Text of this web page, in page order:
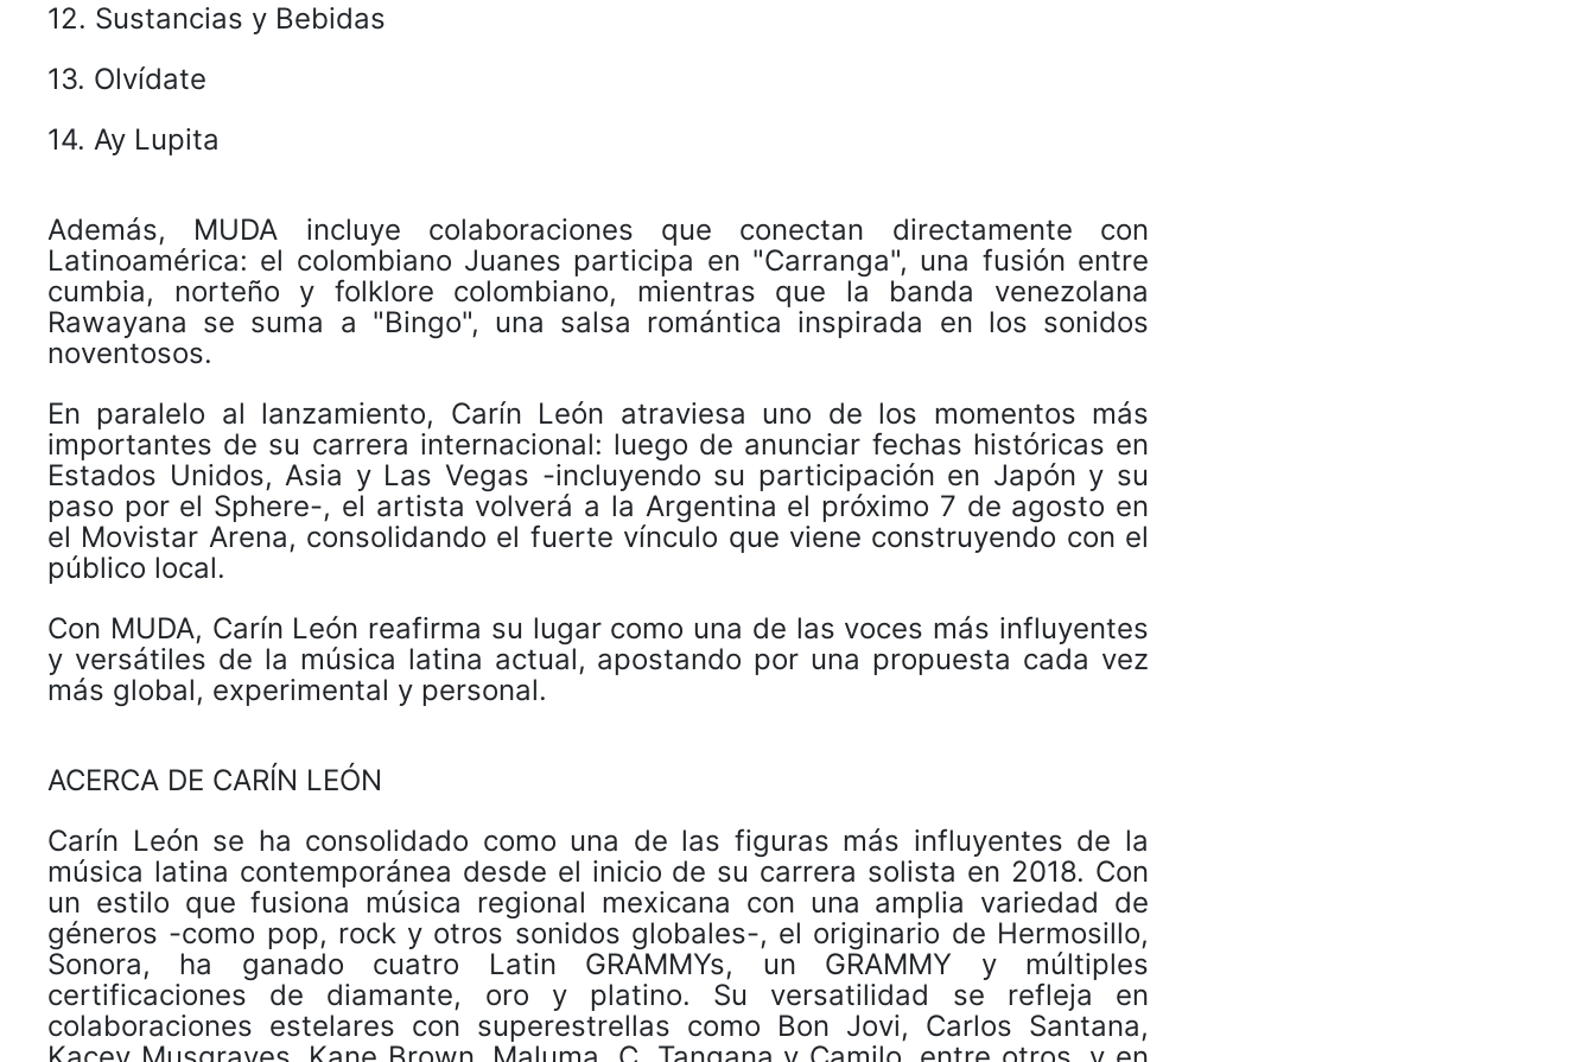
12. Sustancias y Bebidas
13. Olvídate
14. Ay Lupita
Además, MUDA incluye colaboraciones que conectan directamente con
Latinoamérica: el colombiano Juanes participa en "Carranga", una fusión entre
cumbia, norteño y folklore colombiano, mientras que la banda venezolana
Rawayana se suma a "Bingo", una salsa romántica inspirada en los sonidos
noventosos.
En paralelo al lanzamiento, Carín León atraviesa uno de los momentos más
importantes de su carrera internacional: luego de anunciar fechas históricas en
Estados Unidos, Asia y Las Vegas -incluyendo su participación en Japón y su
paso por el Sphere-, el artista volverá a la Argentina el próximo 7 de agosto en
el Movistar Arena, consolidando el fuerte vínculo que viene construyendo con el
público local.
Con MUDA, Carín León reafirma su lugar como una de las voces más influyentes
y versátiles de la música latina actual, apostando por una propuesta cada vez
más global, experimental y personal.
ACERCA DE CARÍN LEÓN
Carín León se ha consolidado como una de las figuras más influyentes de la
música latina contemporánea desde el inicio de su carrera solista en 2018. Con
un estilo que fusiona música regional mexicana con una amplia variedad de
géneros -como pop, rock y otros sonidos globales-, el originario de Hermosillo,
Sonora, ha ganado cuatro Latin GRAMMYs, un GRAMMY y múltiples
certificaciones de diamante, oro y platino. Su versatilidad se refleja en
colaboraciones estelares con superestrellas como Bon Jovi, Carlos Santana,